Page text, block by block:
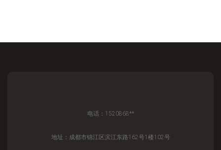
电话：1520868**
地址：成都市锦江区滨江东路162号1楼102号